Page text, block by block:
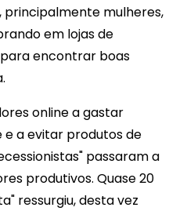
principalmente mulheres,
em lojas de
para encontrar boas
online a gastar
a evitar produtos de
passaram a
produtivos. Quase 20
ressurgiu, desta vez